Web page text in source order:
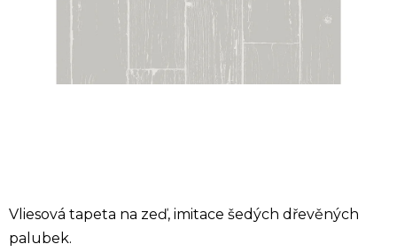
Vliesová tapeta na zeď, imitace šedých dřevěných
palubek.